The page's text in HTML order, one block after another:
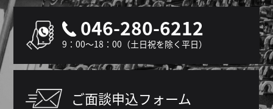
046-280-6212
9：00～18：00（土日祝を除く平日）
ご面談申込フォーム